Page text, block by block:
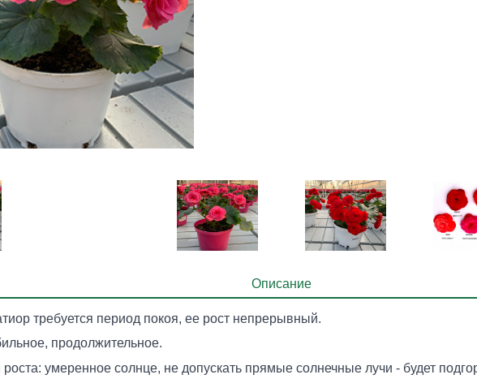
Описание
требуется период покоя, ее рост непрерывный.
продолжительное.
умеренное солнце, не допускать прямые солнечные лучи - будет